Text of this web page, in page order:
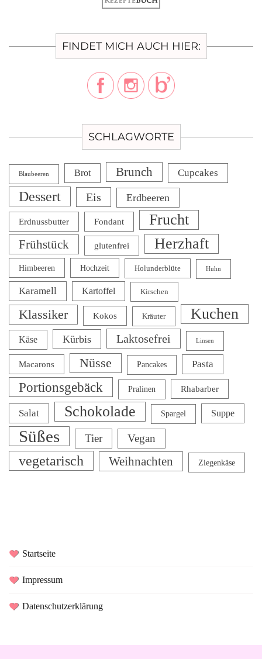
FINDET MICH AUCH HIER:
SCHLAGWORTE
Blaubeeren Brot Brunch Cupcakes
Dessert Eis Erdbeeren
Erdnussbutter Fondant Frucht
Frühstück glutenfrei Herzhaft
Himbeeren Hochzeit Holunderblüte Huhn
Karamell Kartoffel Kirschen
Klassiker Kokos Kräuter Kuchen
Käse Kürbis Laktosefrei Linsen
Macarons Nüsse Pancakes Pasta
Portionsgebäck Pralinen Rhabarber
Salat Schokolade Spargel Suppe
Süßes Tier Vegan
vegetarisch Weihnachten Ziegenkäse
Startseite
Impressum
Datenschutzerklärung